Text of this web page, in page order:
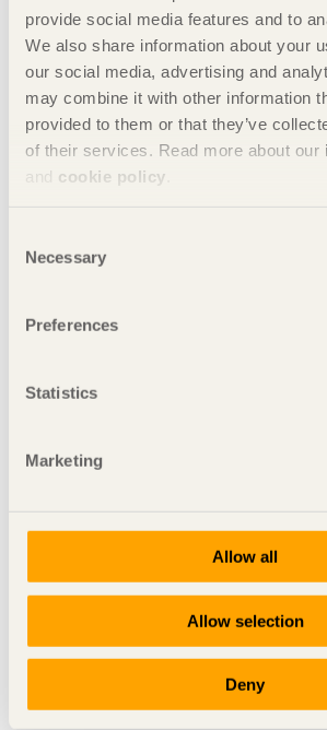
provide social media features and to
We also share information about your
our social media, advertising and
may combine it with other information
provided to them or that they’ve
of their services. Read more about our
and cookie policy
Selection
Necessary
Preferences
Statistics
Marketing
Allow all
Allow selection
Deny
Träet är genomgående för detta hem.
och grund till tak, fönster och dörrar –
att ett stort golv med tre husdelar
detta binds ihop av ett tak som sträcker
huskroppar.
SWEDISH MOUNTAIN HOUSE
Här bor en familj med stor kärlek till
runtomkring. Man skulle inte spränga i
många träd när man byggde Swedish
KRISTEVIK STRANDSTUGA
Här har vi ett miljövänligt hus helt byggt
strandstuga har landat mjukt på sina
Här finns ingen tv framför soffan, här
vattnet istället. Villa R är en trävilla i
med fantastisk närhet till natur, vatten
Christian menar att det är träet som
känslan.